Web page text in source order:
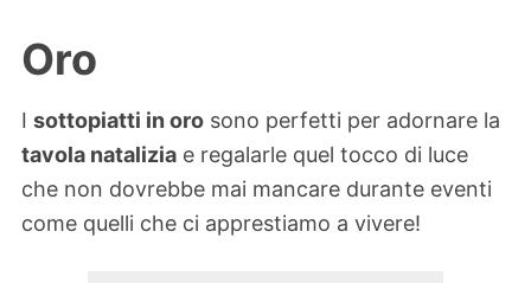
Oro
I sottopiatti in oro sono perfetti per adornare la
tavola natalizia e regalarle quel tocco di luce
che non dovrebbe mai mancare durante eventi
come quelli che ci apprestiamo a vivere!